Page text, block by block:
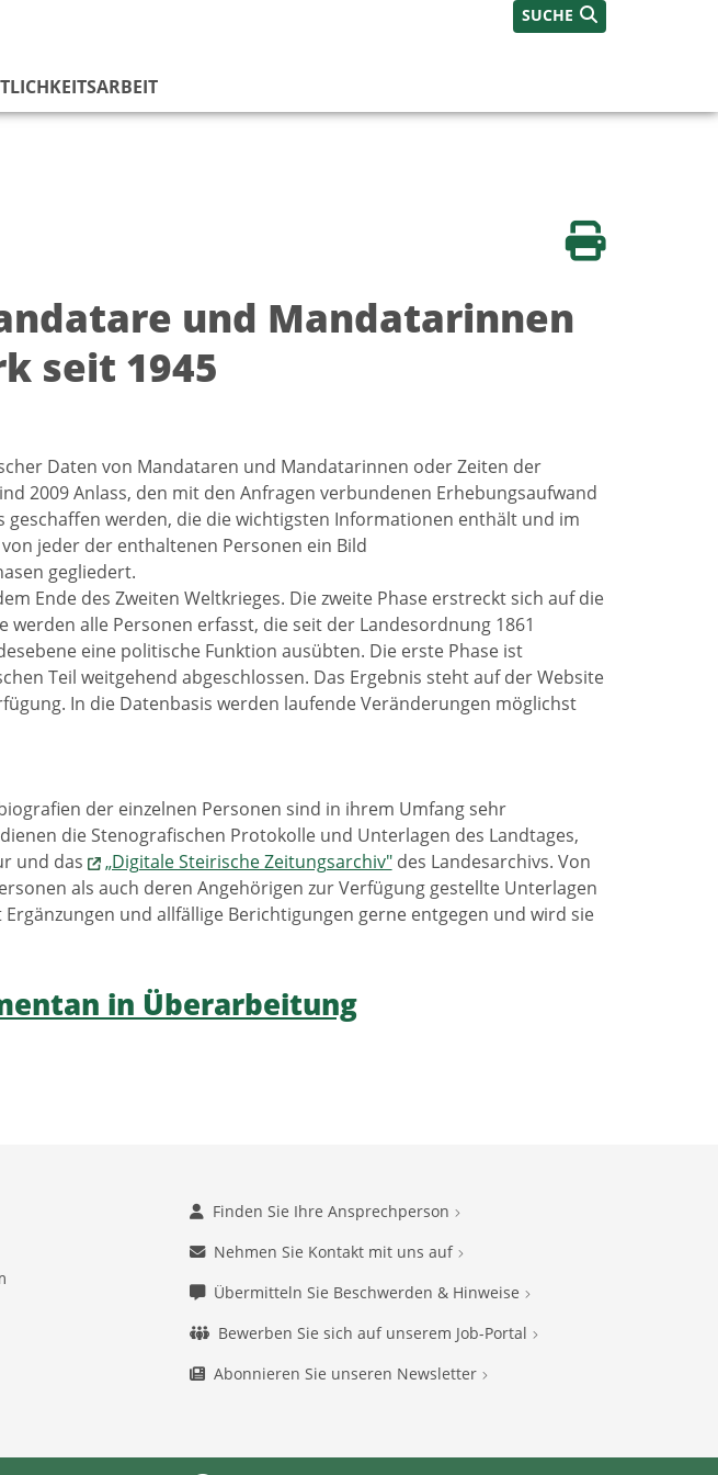
SUCHE
Seite drucken
und Mandatarinnen
seit 1945
Daten von Mandataren und Mandatarinnen oder Zeiten der
2009 Anlass, den mit den Anfragen verbundenen Erhebungsaufwand
geschaffen werden, die die wichtigsten Informationen enthält und im
jeder der enthaltenen Personen ein Bild
gegliedert.
Ende des Zweiten Weltkrieges. Die zweite Phase erstreckt sich auf die
alle Personen erfasst, die seit der Landesordnung 1861
eine politische Funktion ausübten. Die erste Phase ist
Teil weitgehend abgeschlossen. Das Ergebnis steht auf der Website
In die Datenbasis werden laufende Veränderungen möglichst
der einzelnen Personen sind in ihrem Umfang sehr
die Stenografischen Protokolle und Unterlagen des Landtages,
und das
„Digitale Steirische Zeitungsarchiv"des Landesarchivs. Von
als auch deren Angehörigen zur Verfügung gestellte Unterlagen
und allfällige Berichtigungen gerne entgegen und wird sie
in Überarbeitung
Finden Sie Ihre Ansprechperson
Nehmen Sie Kontakt mit uns auf
Übermitteln Sie Beschwerden & Hinweise
Bewerben Sie sich auf unserem Job-Portal
Abonnieren Sie unseren Newsletter